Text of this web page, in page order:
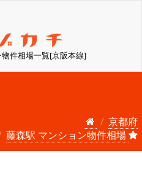
件相場一覧[京阪本線]
京都府
藤森駅 マンション物件相場